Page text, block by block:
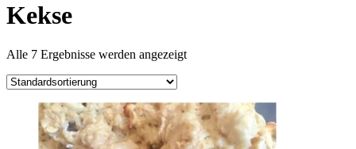
Kekse
Alle 7 Ergebnisse werden angezeigt